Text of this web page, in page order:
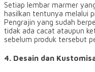
Setiap lembar marmer
hasilkan tentunya melalui
Pengrajin yang sudah
tidak ada cacat ataupun
sebelum produk tersebut
4. Desain dan